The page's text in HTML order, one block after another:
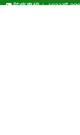
防疫專線：1922或